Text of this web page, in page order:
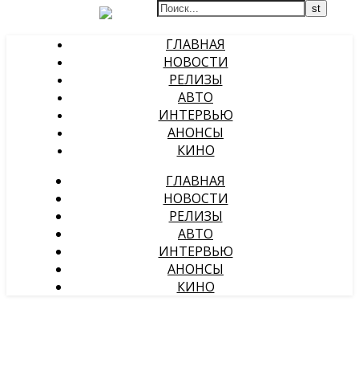
ГЛАВНАЯ
НОВОСТИ
РЕЛИЗЫ
АВТО
ИНТЕРВЬЮ
АНОНСЫ
КИНО
ГЛАВНАЯ
НОВОСТИ
РЕЛИЗЫ
АВТО
ИНТЕРВЬЮ
АНОНСЫ
КИНО